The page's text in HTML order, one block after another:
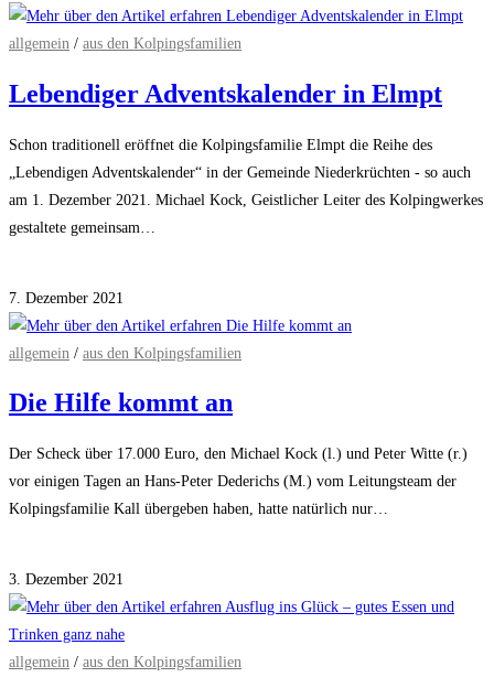
in
Aachen
allgemein / aus den Kolpingsfamilien
Lebendiger Adventskalender in Elmpt
Schon traditionell eröffnet die Kolpingsfamilie Elmpt die Reihe des
„Lebendigen Adventskalender“ in der Gemeinde Niederkrüchten - so auch
am 1. Dezember 2021. Michael Kock, Geistlicher Leiter des Kolpingwerkes
gestaltete gemeinsam…
Adventskalender
in
7. Dezember 2021
allgemein / aus den Kolpingsfamilien
Die Hilfe kommt an
Der Scheck über 17.000 Euro, den Michael Kock (l.) und Peter Witte (r.)
vor einigen Tagen an Hans-Peter Dederichs (M.) vom Leitungsteam der
Kolpingsfamilie Kall übergeben haben, hatte natürlich nur…
Hilfe
an
3. Dezember 2021
allgemein / aus den Kolpingsfamilien